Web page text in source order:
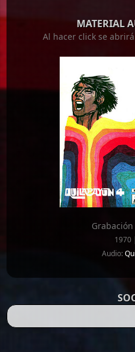
MATERIAL
Al hacer click se
1970
Audio: